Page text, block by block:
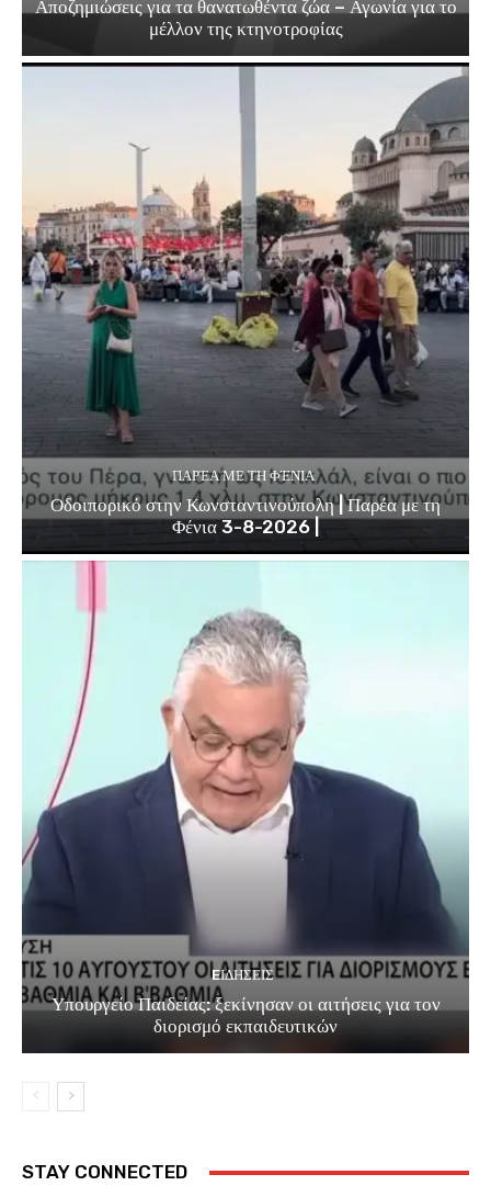
Αποζημιώσεις για τα θανατωθέντα ζώα – Αγωνία για το
μέλλον της κτηνοτροφίας
ΠΑΡΈΑ ΜΕ ΤΗ ΦΈΝΙΑ
Οδοιπορικό στην Κωνσταντινούπολη | Παρέα με τη
Φένια 3-8-2026 |
EΙΔΗΣΕΙΣ
Υπουργείο Παιδείας: ξεκίνησαν οι αιτήσεις για τον
διορισμό εκπαιδευτικών
STAY CONNECTED